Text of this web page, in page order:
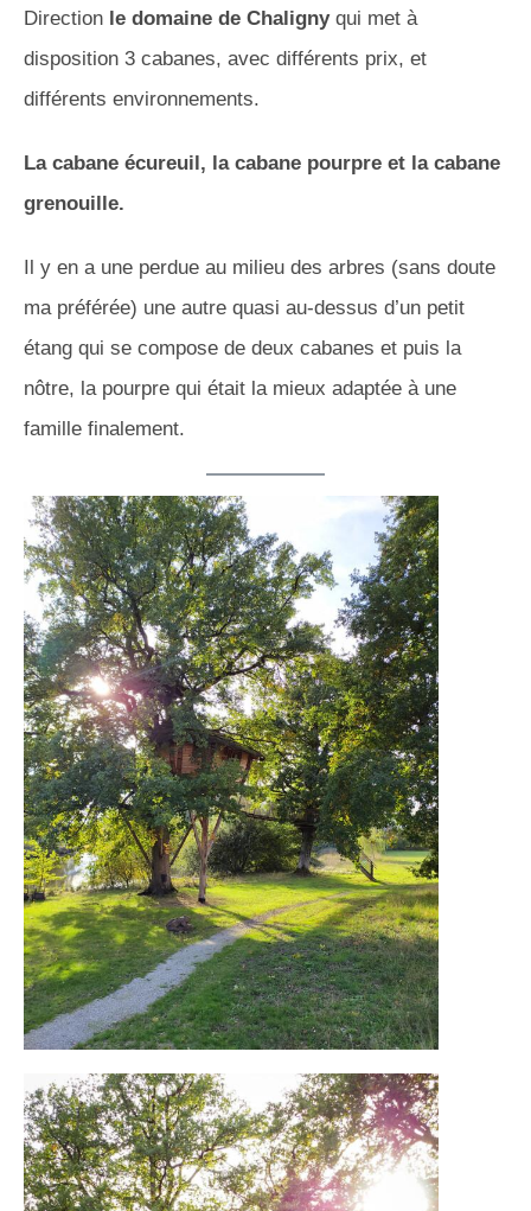
Direction le domaine de Chalignyqui met à
disposition 3 cabanes, avec différents prix, et
différents environnements.
La cabane écureuil, la cabane pourpre et la cabane
grenouille.
Il y en a une perdue au milieu des arbres (sans doute
ma préférée) une autre quasi au-dessus d’un petit
étang qui se compose de deux cabanes et puis la
nôtre, la pourpre qui était la mieux adaptée à une
famille finalement.